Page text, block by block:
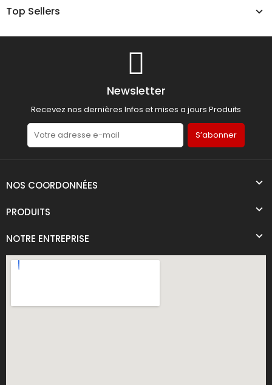
Top Sellers
Newsletter
Recevez nos dernières Infos et mises a jours Produits
S’abonner
NOS COORDONNÉES
PRODUITS
NOTRE ENTREPRISE